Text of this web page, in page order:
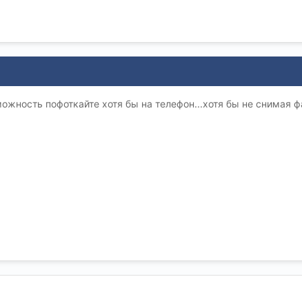
пофоткайте хотя бы на телефон...хотя бы не